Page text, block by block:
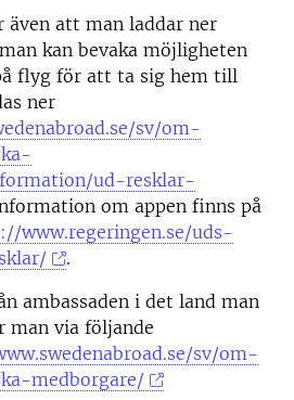
även att man laddar ner
kan bevaka möjligheten
flyg för att ta sig hem till
ner
sv/om-
ud-resklar-
om appen finns på
www.regeringen.se/uds-
.
ambassaden i det land man
man via följande
sv/om-
medborgare/